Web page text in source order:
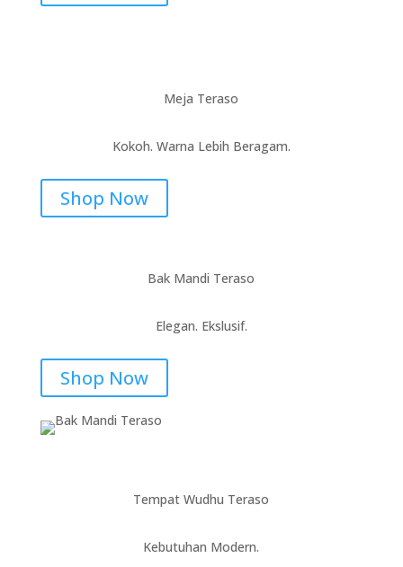
Meja Teraso
Kokoh. Warna Lebih Beragam.
Shop Now
Bak Mandi Teraso
Elegan. Ekslusif.
Shop Now
Tempat Wudhu Teraso
Kebutuhan Modern.